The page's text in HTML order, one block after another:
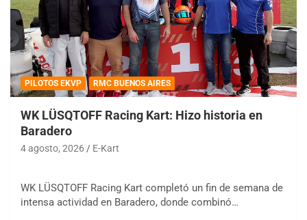
PILOTOS EKVP RMC BUENOS AIRES
WK LÜSQTOFF Racing Kart: Hizo historia en
Baradero
4 agosto, 2026 E-Kart
WK LÜSQTOFF Racing Kart completó un fin de semana de
intensa actividad en Baradero, donde combinó…